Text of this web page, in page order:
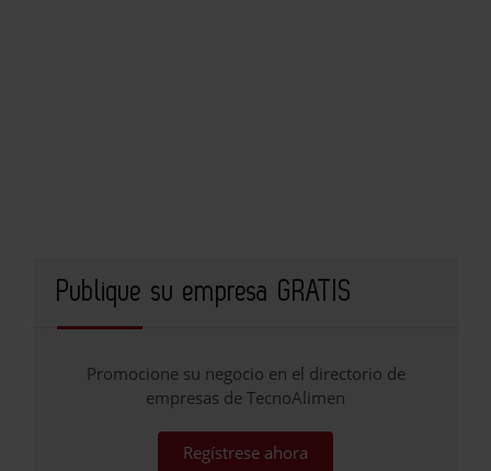
Publique su empresa GRATIS
Promocione su negocio en el directorio de
empresas de TecnoAlimen
Regístrese ahora